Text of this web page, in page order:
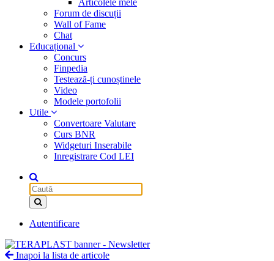
Articolele mele
Forum de discuții
Wall of Fame
Chat
Educațional
Concurs
Finpedia
Testează-ți cunoștinele
Video
Modele portofolii
Utile
Convertoare Valutare
Curs BNR
Widgeturi Inserabile
Inregistrare Cod LEI
Autentificare
Inapoi la lista de articole